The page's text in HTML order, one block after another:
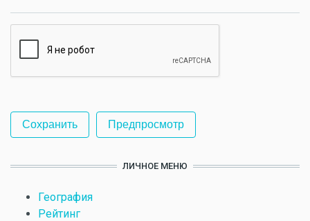
ЛИЧНОЕ МЕНЮ
География
Рейтинг